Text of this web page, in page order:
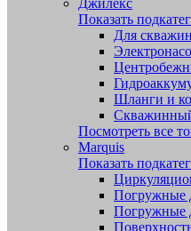
Джилекс
Показать
Для
Шланги и
Посмотреть все
Marquis
Показать
Погружные
Погружные